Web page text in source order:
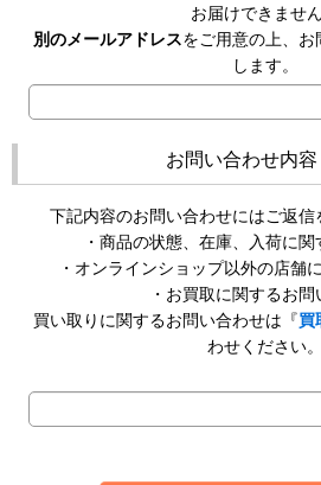
お届けできません
別のメールアドレスをご用意の上、
します。
お問い合わせ内容
下記内容のお問い合わせにはご返信
・商品の状態、在庫、入荷に
・オンラインショップ以外の店舗
・お買取に関するお
買い取りに関するお問い合わせは『買
わせください。